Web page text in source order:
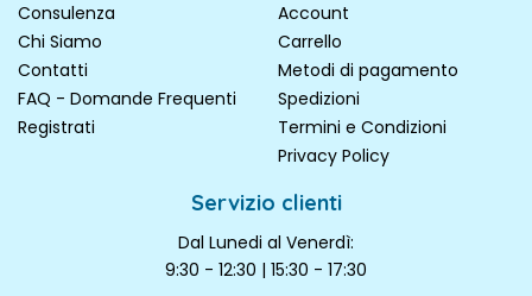
Consulenza
Chi Siamo
Contatti
FAQ - Domande Frequenti
Registrati
Account
Carrello
Metodi di pagamento
Spedizioni
Termini e Condizioni
Privacy Policy
Servizio clienti
Dal Lunedi al Venerdì:
9:30 - 12:30 | 15:30 - 17:30